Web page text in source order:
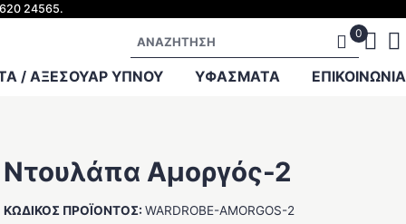
24565.
Αναζήτηση
/ ΑΞΕΣΟΥΑΡ ΥΠΝΟΥ ΥΦΑΣΜΑΤΑ ΕΠΙΚΟΙΝΩΝΊΑ
Ντουλάπα Αμοργός-2
ΚΩΔΙΚΌΣ ΠΡΟΪΌΝΤΟΣ:WARDROBE-AMORGOS-2